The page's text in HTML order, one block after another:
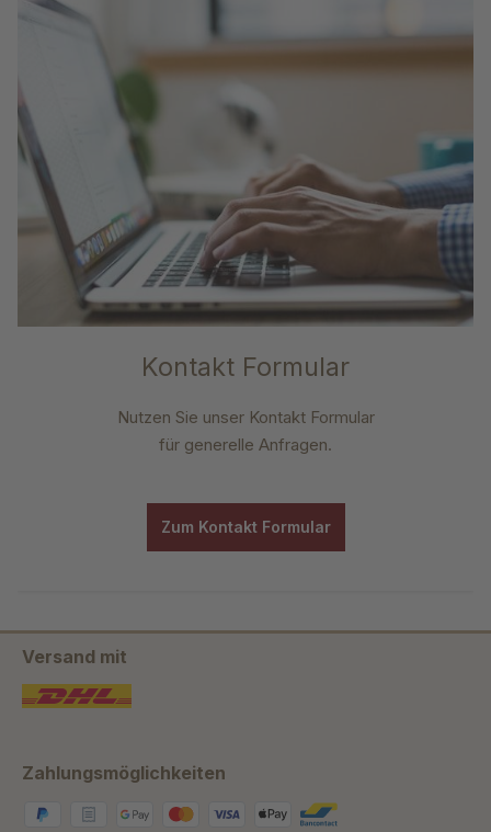
Kontakt Formular
Nutzen Sie unser Kontakt Formular
für generelle Anfragen.
Zum Kontakt Formular
Versand mit
Zahlungsmöglichkeiten